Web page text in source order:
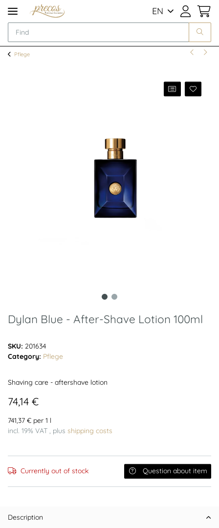
EN
Pflege
Dylan Blue - After-Shave Lotion 100ml
SKU: 201634
Category: Pflege
Shaving care - aftershave lotion
74,14 €
741,37 € per 1 l
incl. 19% VAT , plus shipping costs
Currently out of stock Question about item
Description